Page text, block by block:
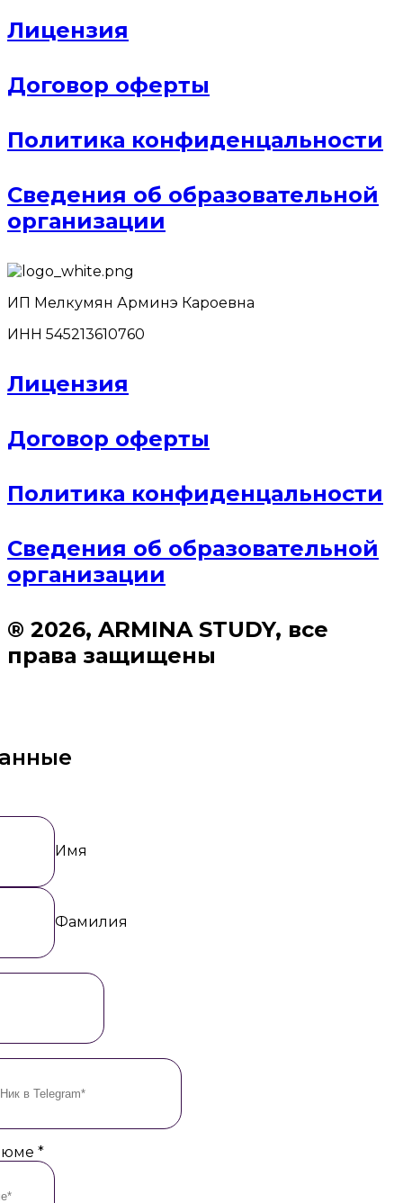
Лицензия
Договор оферты
Политика конфиденцальности
Сведения об образовательной
организации
ИП Мелкумян Арминэ Кароевна
ИНН 545213610760
Лицензия
Договор оферты
Политика конфиденцальности
Сведения об образовательной
организации
® 2026, ARMINA STUDY, все
права защищены
Имя
Фамилия
*